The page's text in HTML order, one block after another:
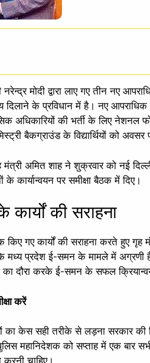
नरेन्द्र मोदी द्वारा लाए गए तीन नए
दिलाने के प्रविधान में है। नए
अधिकारियों की भर्ती के लिए नेशनल
बैकग्राउंड के विद्यार्थियों को
मंत्री अमित शाह ने शुक्रवार को नई
कार्यान्वयन पर समीक्षा बैठक में दिए।
की सराहना
गए कार्यों की सराहना करते हुए
मध्य प्रदेश ई-समन के मामले में अग्रणी
का दौरा करके ई-समन के सफल
करें
का केस सही तरीके से लड़ना सरकार
महानिदेशक को सप्ताह में एक बार